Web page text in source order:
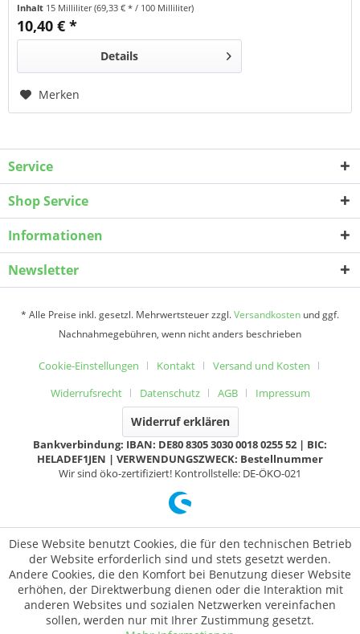
Wirksame Inhaltsstoffe wie z.B. Zinkoxid, Propolistinktur
und Bio Teebaumöl verbessern das Hautbild....
Inhalt 15 Milliliter(69,33 € * / 100 Milliliter)
10,40 € *
Details
Merken
Service
Shop Service
Informationen
Newsletter
* Alle Preise inkl. gesetzl. Mehrwertsteuer zzgl.Versandkosten und ggf.
Nachnahmegebühren, wenn nicht anders beschrieben
Cookie-Einstellungen Kontakt
Versand und Kosten
Widerrufsrecht
Datenschutz AGB Impressum
Widerruf erklären
Bankverbindung: IBAN: DE80 8305 3030 0018 0255 52 | BIC:
HELADEF1JEN | VERWENDUNGSZWECK: Bestellnummer
Wir sind öko-zertifiziert! Kontrollstelle: DE-ÖKO-021
Diese Website benutzt Cookies, die für den technischen Betrieb
der Website erforderlich sind und stets gesetzt werden.
Andere Cookies, die den Komfort bei Benutzung dieser Website
erhöhen, der Direktwerbung dienen oder die Interaktion mit
anderen Websites und sozialen Netzwerken vereinfachen
sollen, werden nur mit Ihrer Zustimmung gesetzt.